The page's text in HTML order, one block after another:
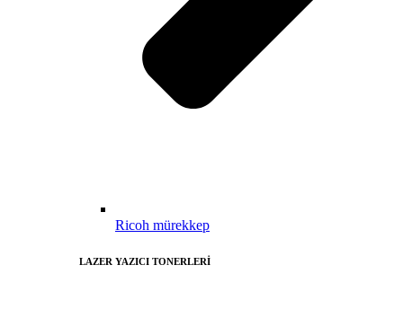
Ricoh mürekkep
LAZER YAZICI TONERLERİ